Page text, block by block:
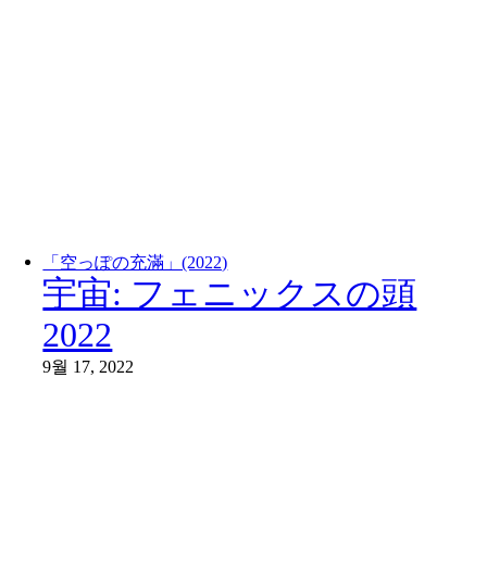
「空っぽの充滿」(2022)
宇宙: フェニックスの頭
2022
9월 17, 2022